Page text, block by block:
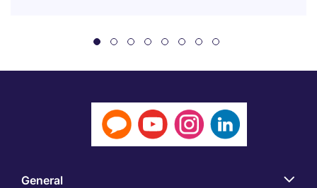
General